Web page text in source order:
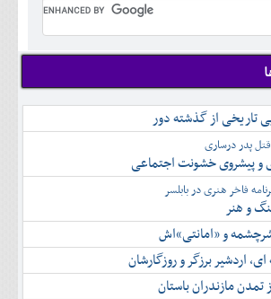
تاریخی از گذشته دور
پدر درساری
و پیشروی خشونت اجتماعی
فاخر هنری در بابلسر
و هنر
و «امانتی»اش
اردشیر برزگر و روزگارشان
تمدن مازندران باستان